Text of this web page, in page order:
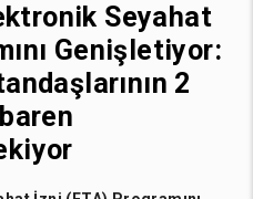
Seyahat
Genişletiyor:
2